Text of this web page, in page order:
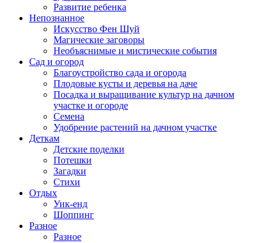
Развитие ребенка
Непознанное
Искусство Фен Шуй
Магические заговоры
Необъяснимые и мистические события
Сад и огород
Благоустройство сада и огорода
Плодовые кусты и деревья на даче
Посадка и выращивание культур на дачном
участке и огороде
Семена
Удобрение растений на дачном участке
Деткам
Детские поделки
Потешки
Загадки
Стихи
Отдых
Уик-енд
Шоппинг
Разное
Разное